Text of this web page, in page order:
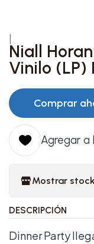
Niall
Vinilo (LP)
Comprar
Agregar a
Mostrar
DESCRIPCIÓN
Dinner Party